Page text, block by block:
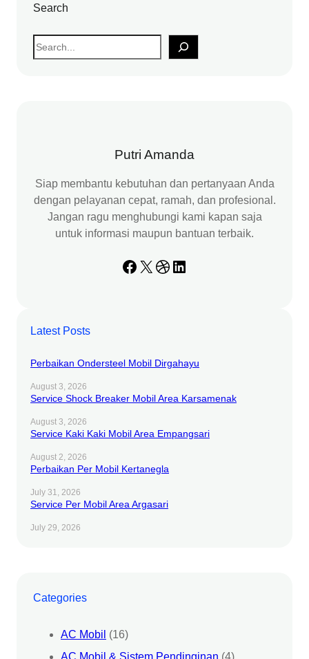
Search
S
e
Putri Amanda
Siap membantu kebutuhan dan pertanyaan Anda
dengan pelayanan cepat, ramah, dan profesional.
Jangan ragu menghubungi kami kapan saja
untuk informasi maupun bantuan terbaik.
Facebook X Dribbble LinkedIn
Latest Posts
Perbaikan Ondersteel Mobil Dirgahayu
August 3, 2026
Service Shock Breaker Mobil Area Karsamenak
August 3, 2026
Service Kaki Kaki Mobil Area Empangsari
August 2, 2026
Perbaikan Per Mobil Kertanegla
July 31, 2026
Service Per Mobil Area Argasari
July 29, 2026
Categories
AC Mobil (16)